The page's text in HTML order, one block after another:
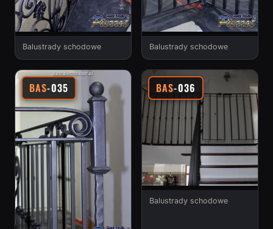
Balustrady schodowe Balustrady schodowe
BAS-035 BAS-036
Balustrady schodowe